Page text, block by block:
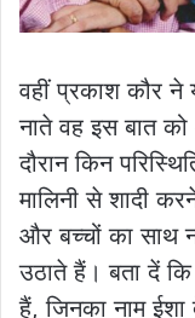
वहीं प्रकाश कौर ने
नाते वह इस बात
दौरान किन
मालिनी से शादी
और बच्चों का साथ
उठाते हैं। बता दें कि
हैं, जिनका नाम